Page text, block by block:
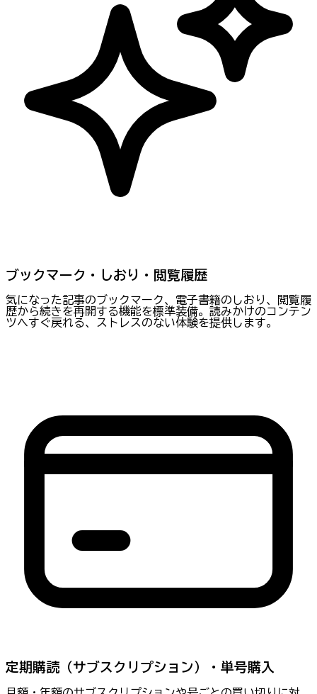
ブックマーク・しおり・閲覧履歴
気になった記事のブックマーク、電子書籍のしおり、閲覧履
歴から続きを再開する機能を標準装備。読みかけのコンテン
ツへすぐ戻れる、ストレスのない体験を提供します。
定期購読（サブスクリプション）・単号購入